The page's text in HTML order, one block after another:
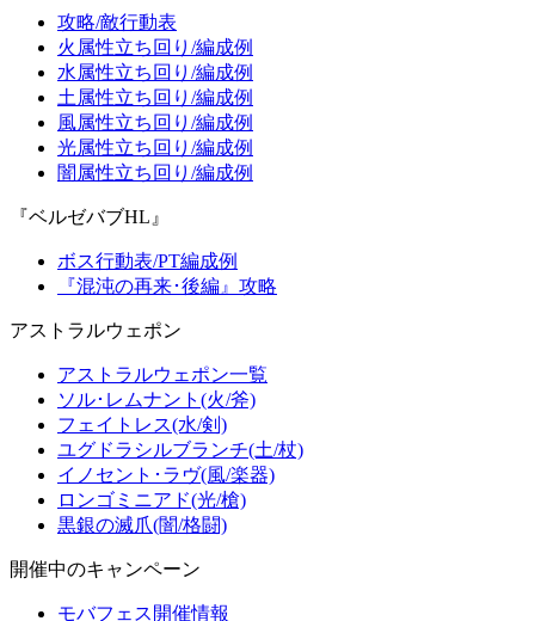
攻略/敵行動表
火属性立ち回り/編成例
水属性立ち回り/編成例
土属性立ち回り/編成例
風属性立ち回り/編成例
光属性立ち回り/編成例
闇属性立ち回り/編成例
『ベルゼバブHL』
ボス行動表/PT編成例
『混沌の再来･後編』攻略
アストラルウェポン
アストラルウェポン一覧
ソル･レムナント(火/斧)
フェイトレス(水/剣)
ユグドラシルブランチ(土/杖)
イノセント･ラヴ(風/楽器)
ロンゴミニアド(光/槍)
黒銀の滅爪(闇/格闘)
開催中のキャンペーン
モバフェス開催情報